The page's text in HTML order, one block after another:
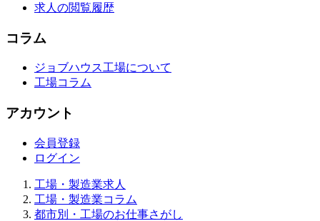
求人の閲覧履歴
コラム
ジョブハウス工場について
工場コラム
アカウント
会員登録
ログイン
工場・製造業求人
工場・製造業コラム
都市別・工場のお仕事さがし